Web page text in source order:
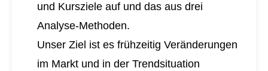
und Kursziele auf und das aus drei
Analyse-Methoden.
Unser Ziel ist es frühzeitig Veränderungen
im Markt und in der Trendsituation